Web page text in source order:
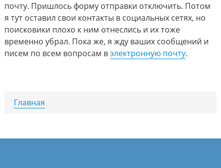
почту. Пришлось форму отправки отключить. Потом
я тут оставил свои контакты в социальных сетях, но
поисковики плохо к ним отнеслись и их тоже
временно убрал. Пока же, я жду ваших сообщений и
писем по всем вопросам вэлектронную почту.
Главная